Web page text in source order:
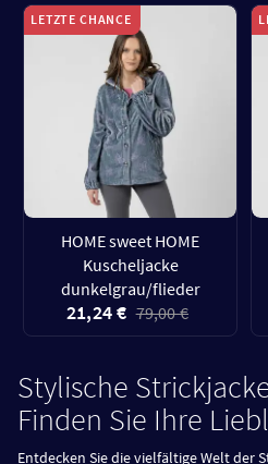
LETZTE CHANCE
HOME sweet HOME
Kuscheljacke
dunkelgrau/flieder
21,24 € 79,00 €
Stylische
Finden Sie Ihre
Entdecken Sie die vielfältige Welt der